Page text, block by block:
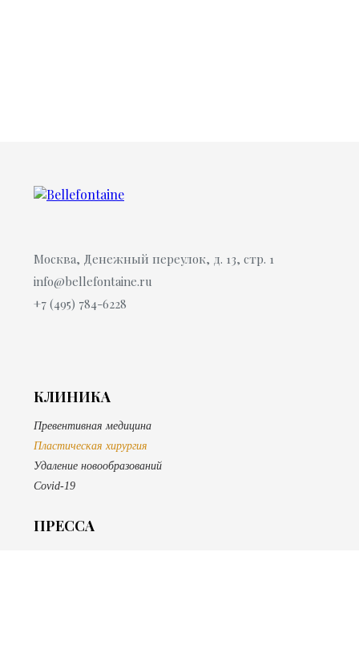
Москва, Денежный переулок, д. 13, стр. 1
info@bellefontaine.ru
+7 (495) 784-6228
КЛИНИКА
Превентивная медицина
Пластическая хирургия
Удаление новообразований
Covid-19
ПРЕССА